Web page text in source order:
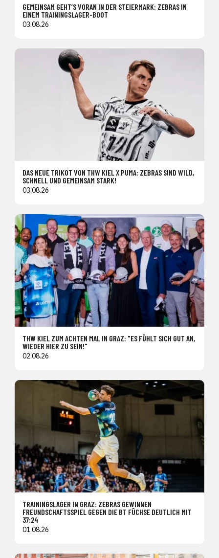
GEMEINSAM GEHT’S VORAN IN DER STEIERMARK: ZEBRAS IN
EINEM TRAININGSLAGER-BOOT
03.08.26
DAS NEUE TRIKOT VON THW KIEL X PUMA: ZEBRAS SIND WILD,
SCHNELL UND GEMEINSAM STARK!
03.08.26
THW KIEL ZUM ACHTEN MAL IN GRAZ: "ES FÜHLT SICH GUT AN,
WIEDER HIER ZU SEIN!"
02.08.26
TRAININGSLAGER IN GRAZ: ZEBRAS GEWINNEN
FREUNDSCHAFTSSPIEL GEGEN DIE BT FÜCHSE DEUTLICH MIT
37:24
01.08.26